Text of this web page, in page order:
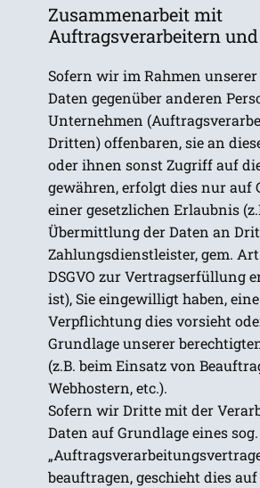
Zusammenarbeit mit
Auftragsverarbeitern
Sofern wir im Rahmen
Daten gegenüber anderen
Unternehmen
Dritten) offenbaren, sie an
oder ihnen sonst Zugriff auf
gewähren, erfolgt dies nur auf
einer gesetzlichen Erlaubnis
Übermittlung der Daten an
Zahlungsdienstleister, gem.
DSGVO zur Vertragserfüllung
ist), Sie eingewilligt haben,
Verpflichtung dies vorsieht
Grundlage unserer
(z.B. beim Einsatz von
Webhostern, etc.).
Sofern wir Dritte mit der
Daten auf Grundlage eines sog.
beauftragen, geschieht dies